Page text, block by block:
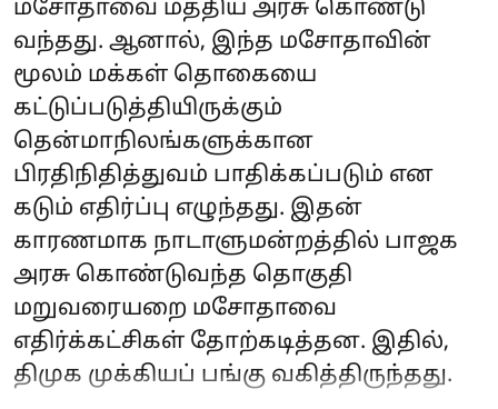
மசோதாவை மத்திய அரசு கொண்டு
வந்தது. ஆனால், இந்த மசோதாவின்
மூலம் மக்கள் தொகையை
கட்டுப்படுத்தியிருக்கும்
தென்மாநிலங்களுக்கான
பிரதிநிதித்துவம் பாதிக்கப்படும் என
கடும் எதிர்ப்பு எழுந்தது. இதன்
காரணமாக நாடாளுமன்றத்தில் பாஜக
அரசு கொண்டுவந்த தொகுதி
மறுவரையறை மசோதாவை
எதிர்க்கட்சிகள் தோற்கடித்தன. இதில்,
திமுக முக்கியப் பங்கு வகித்திருந்தது.